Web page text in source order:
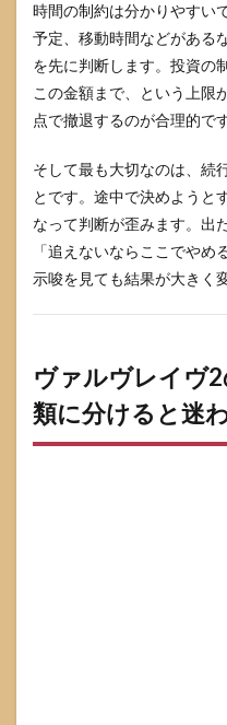
時間の制約は分かりやすい
予定、移動時間などがある
を先に判断します。投資の
この金額まで、という上限
点で撤退するのが合理的です
そして最も大切なのは、続
とです。途中で決めようと
なって判断が歪みます。出
「追えないならここでや
示唆を見ても結果が大きく
ヴァルヴレイヴ
類に分けると迷